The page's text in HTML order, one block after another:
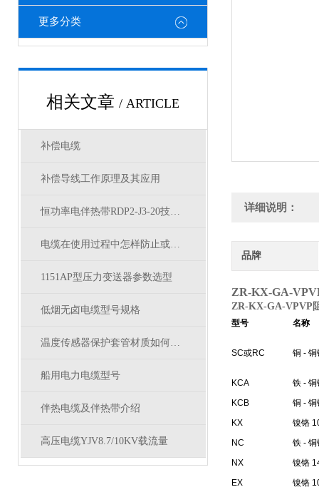
更多分类
相关文章 / ARTICLE
补偿电缆
补偿导线工作原理及其应用
恒功率电伴热带RDP2-J3-20技术特性
电缆在使用过程中怎样防止或减轻电气干扰的措施
1151AP型压力变送器参数选型
低烟无卤电缆型号规格
温度传感器保护套管材质如何选型？
船用电力电缆型号
伴热电缆及伴热带介绍
高压电缆YJV8.7/10KV载流量
详细说明：
品牌
ZR-KX-GA-
ZR-KX-GA-VPVP
型号 名称
SC或RC 铜 -
KCA
KCB
KX
铁 -
铜 -
镍铬
NC
NX
铁 -
镍铬
EX
镍铬